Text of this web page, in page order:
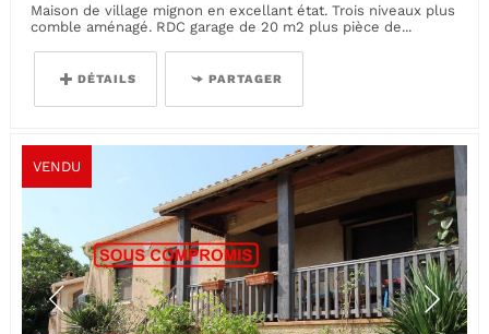
Maison de village mignon en excellant état. Trois niveaux plus
comble aménagé. RDC garage de 20 m2 plus pièce de...
DÉTAILS PARTAGER
VENDU